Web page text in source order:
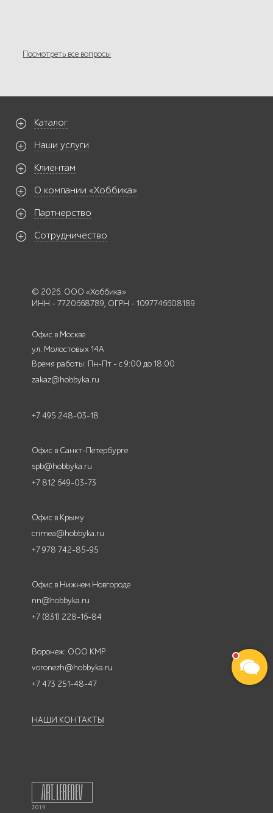
Посмотреть все вопросы
Каталог
Наши услуги
Клиентам
О компании «Хоббика»
Партнерство
Сотрудничество
© 2026. ООО «Хоббика»
ИНН - 7720668789, ОГРН - 1097746608189
Офис в Москве
ул. Молостовых 14А
Время работы: Пн-Пт - с 9:00 до 18:00
zakaz@hobbyka.ru
+7 495 248-03-18
Офис в Санкт-Петербурге
spb@hobbyka.ru
+7 812 649-03-73
Офис в Крыму
crimea@hobbyka.ru
+7 978 742-85-95
Офис в Нижнем Новгороде
nn@hobbyka.ru
+7 (831) 228-16-84
Воронеж: ООО КМР
voronezh@hobbyka.ru
+7 473 251-48-47
НАШИ КОНТАКТЫ